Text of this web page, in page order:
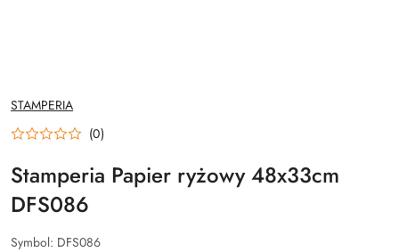
NAZWA
PRODUCENTA:
STAMPERIA
(0)
Stamperia Papier ryżowy 48x33cm
DFS086
Symbol: DFS086